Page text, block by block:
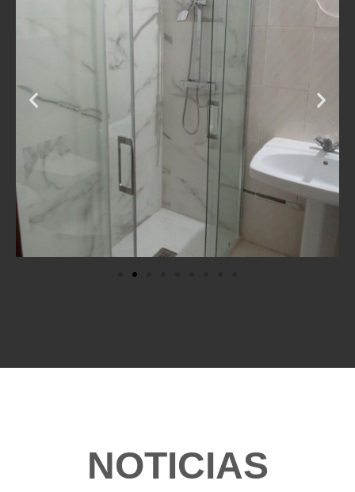
NOTICIAS